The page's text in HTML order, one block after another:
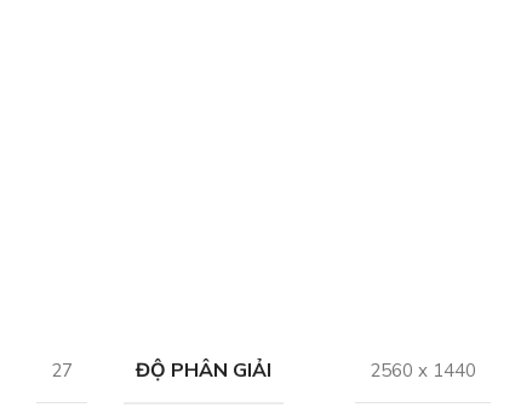
27 ĐỘ PHÂN GIẢI 2560 x 1440